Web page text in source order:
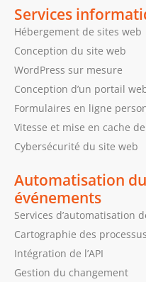
Services
Hébergement de sites web
Conception du site web
WordPress sur mesure
Conception d’un portail
Formulaires en ligne
Vitesse et mise en cache
Cybersécurité du site web
Automatisation
événements
Services d’automatisation
Cartographie des processus
Intégration de l’API
Gestion du changement